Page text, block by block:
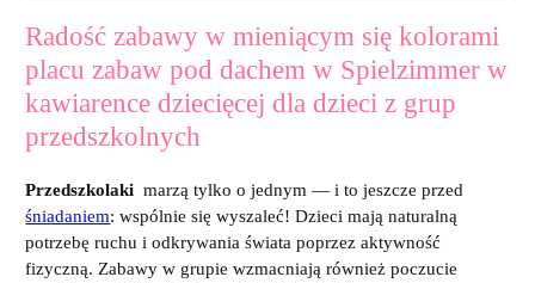
Radość zabawy w mieniącym się kolorami
placu zabaw pod dachem w Spielzimmer w
kawiarence dziecięcej dla dzieci z grup
przedszkolnych
Przedszkolaki marzą tylko o jednym — i to jeszcze przed
śniadaniem: wspólnie się wyszaleć! Dzieci mają naturalną
potrzebę ruchu i odkrywania świata poprzez aktywność
fizyczną. Zabawy w grupie wzmacniają również poczucie